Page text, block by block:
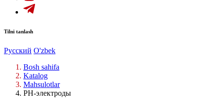
Tilni tanlash
Русский O'zbek
Bosh sahifa
Katalog
Mahsulotlar
PH-электроды